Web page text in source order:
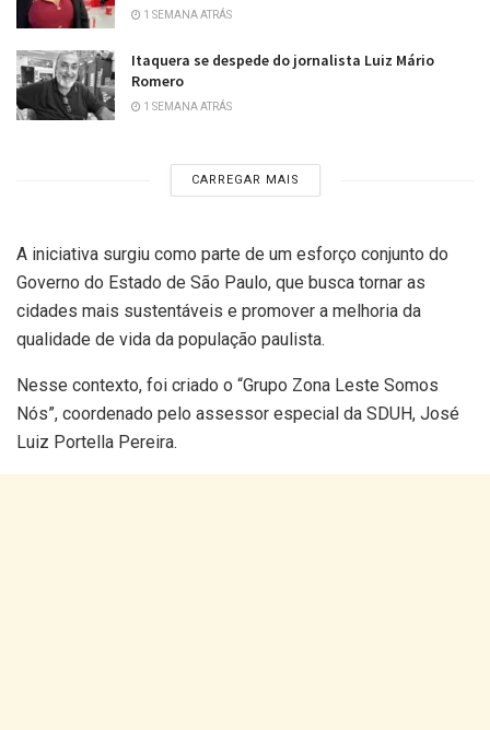
1 SEMANA ATRÁS
Itaquera se despede do jornalista Luiz Mário
Romero
1 SEMANA ATRÁS
CARREGAR MAIS
A iniciativa surgiu como parte de um esforço conjunto do
Governo do Estado de São Paulo, que busca tornar as
cidades mais sustentáveis e promover a melhoria da
qualidade de vida da população paulista.
Nesse contexto, foi criado o “Grupo Zona Leste Somos
Nós”, coordenado pelo assessor especial da SDUH, José
Luiz Portella Pereira.